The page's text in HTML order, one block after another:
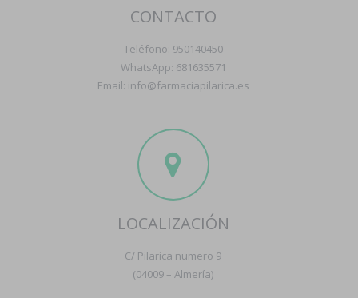
CONTACTO
Teléfono: 950140450
WhatsApp: 681635571
Email: info@farmaciapilarica.es
LOCALIZACIÓN
C/ Pilarica numero 9
(04009 – Almería)